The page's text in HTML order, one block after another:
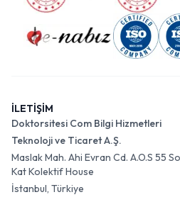
İLETİŞİM
Doktorsitesi Com Bilgi Hizmetleri
Teknoloji ve Ticaret A.Ş.
Maslak Mah. Ahi Evran Cd. A.O.S 55
Kat Kolektif House
İstanbul, Türkiye